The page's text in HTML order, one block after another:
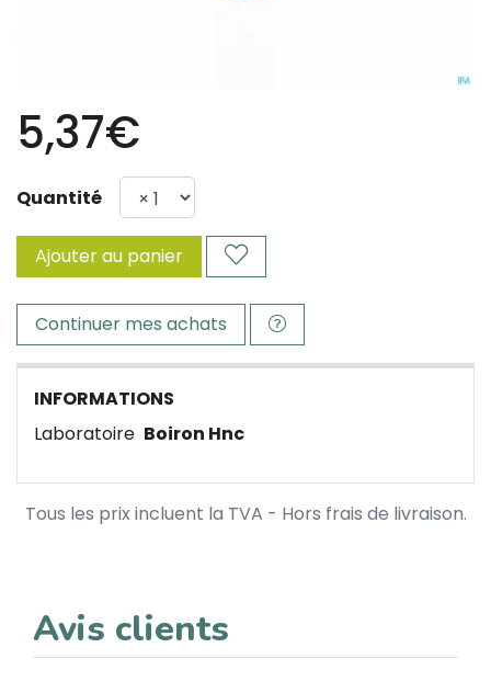
5,37€
Quantité
Ajouter au panier
Continuer mes achats
INFORMATIONS
Laboratoire Boiron Hnc
Tous les prix incluent la TVA - Hors frais de livraison.
Avis clients